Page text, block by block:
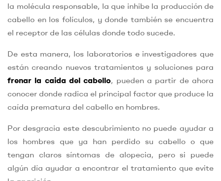
la molécula responsable, la que inhibe la producción de
cabello en los folículos, y donde también se encuentra
el receptor de las células donde todo sucede.
De esta manera, los laboratorios e investigadores que
están creando nuevos tratamientos y soluciones para
frenar la caida del cabello, pueden a partir de ahora
conocer donde radica el principal factor que produce la
caída prematura del cabello en hombres.
Por desgracia este descubrimiento no puede ayudar a
los hombres que ya han perdido su cabello o que
tengan claros síntomas de alopecia, pero si puede
algún día ayudar a encontrar el tratamiento que evite